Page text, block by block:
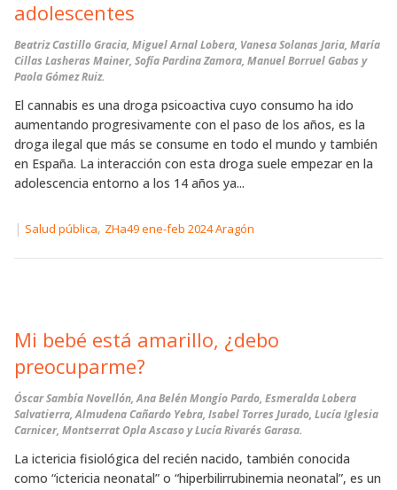
adolescentes
Beatriz Castillo Gracia, Miguel Arnal Lobera, Vanesa Solanas Jaria, María
Cillas Lasheras Mainer, Sofía Pardina Zamora, Manuel Borruel Gabas y
Paola Gómez Ruiz.
El cannabis es una droga psicoactiva cuyo consumo ha ido
aumentando progresivamente con el paso de los años, es la
droga ilegal que más se consume en todo el mundo y también
en España. La interacción con esta droga suele empezar en la
adolescencia entorno a los 14 años ya...
| Salud pública, ZHa49 ene-feb 2024 Aragón
Mi bebé está amarillo, ¿debo
preocuparme?
Óscar Sambía Novellón, Ana Belén Mongío Pardo, Esmeralda Lobera
Salvatierra, Almudena Cañardo Yebra, Isabel Torres Jurado, Lucía Iglesia
Carnicer, Montserrat Opla Ascaso y Lucía Rivarés Garasa.
La ictericia fisiológica del recién nacido, también conocida
como “ictericia neonatal” o “hiperbilirrubinemia neonatal”, es un